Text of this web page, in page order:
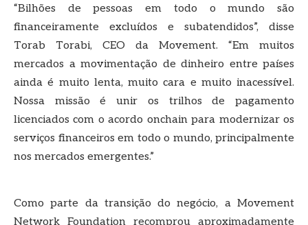
“Bilhões de pessoas em todo o mundo são
financeiramente excluídos e subatendidos”, disse
Torab Torabi, CEO da Movement. “Em muitos
mercados a movimentação de dinheiro entre países
ainda é muito lenta, muito cara e muito inacessível.
Nossa missão é unir os trilhos de pagamento
licenciados com o acordo onchain para modernizar os
serviços financeiros em todo o mundo, principalmente
nos mercados emergentes.”
Como parte da transição do negócio, a Movement
Network Foundation recomprou aproximadamente